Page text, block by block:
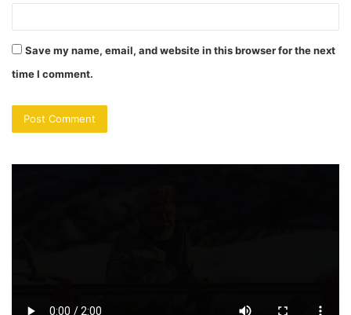
Save my name, email, and website in this browser for the next
time I comment.